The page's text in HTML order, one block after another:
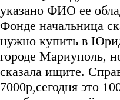
указано ФИО ее
Фонде начальница
нужно купить в
городе Мариуполь,
сказала ищите.
7000р,сегодня это